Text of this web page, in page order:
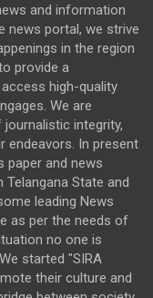
and information
news portal, we strive
in the region
provide a
high-quality
We are
integrity,
endeavors. In present
paper and news
State and
leading News
as per the needs of
no one is
started "SIRA
their culture and